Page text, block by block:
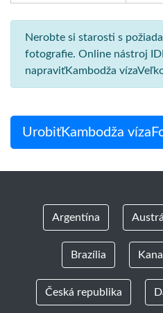
Nerobte si starosti s
fotografie. Online nástroj
napraviťKambodža
UrobiťKambodža
Argentína
Brazília
Česká republika